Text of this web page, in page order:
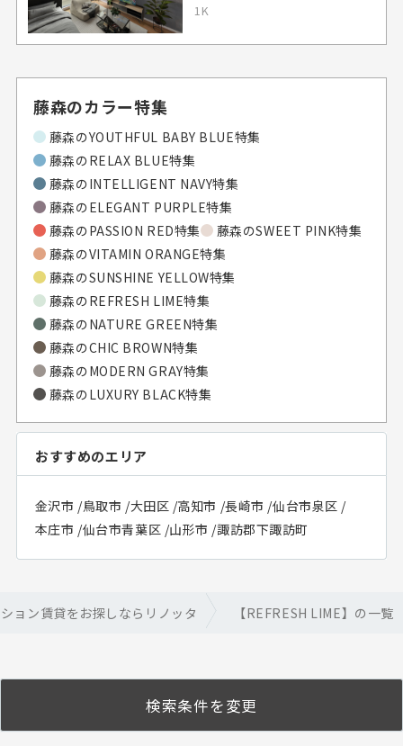
1K
藤森のカラー特集
藤森のYOUTHFUL BABY BLUE特集
藤森のRELAX BLUE特集
藤森のINTELLIGENT NAVY特集
藤森のELEGANT PURPLE特集
藤森のPASSION RED特集 藤森のSWEET PINK特集
藤森のVITAMIN ORANGE特集
藤森のSUNSHINE YELLOW特集
藤森のREFRESH LIME特集
藤森のNATURE GREEN特集
藤森のCHIC BROWN特集
藤森のMODERN GRAY特集
藤森のLUXURY BLACK特集
おすすめのエリア
金沢市 /鳥取市 /大田区 /高知市 /長崎市 /仙台市泉区 /
本庄市 /仙台市青葉区 /山形市 /諏訪郡下諏訪町
ョン賃貸をお探しならリノッタ 【REFRESH LIME】の一覧
検索条件を変更